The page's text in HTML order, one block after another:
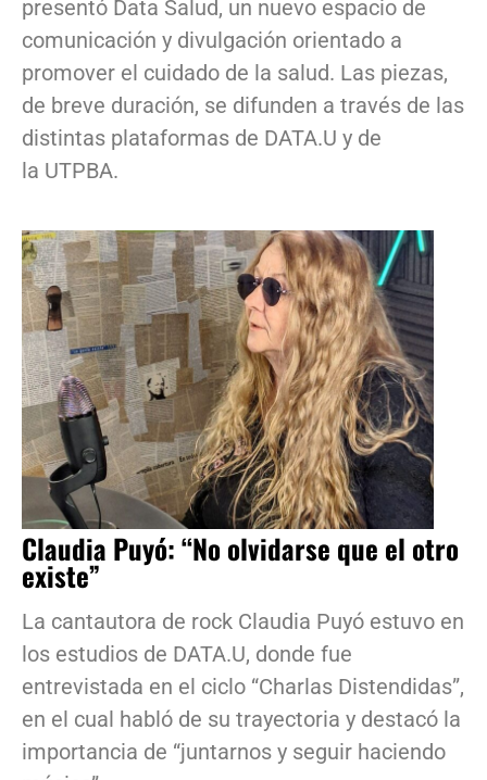
presentó Data Salud, un nuevo espacio de
comunicación y divulgación orientado a
promover el cuidado de la salud. Las piezas,
de breve duración, se difunden a través de las
distintas plataformas de DATA.U y de
la UTPBA.
Claudia Puyó: “No olvidarse que el otro
existe”
La cantautora de rock Claudia Puyó estuvo en
los estudios de DATA.U, donde fue
entrevistada en el ciclo “Charlas Distendidas”,
en el cual habló de su trayectoria y destacó la
importancia de “juntarnos y seguir haciendo